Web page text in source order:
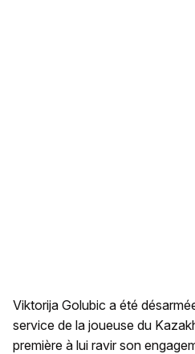
Viktorija Golubic a été
service de la joueuse du
première à lui ravir son